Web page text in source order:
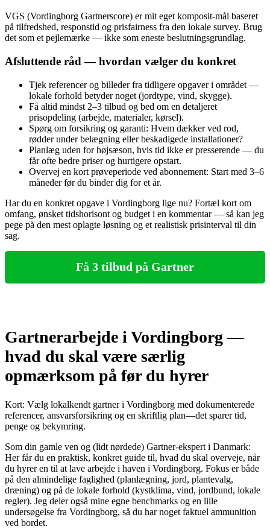
VGS (Vordingborg Gartnerscore) er mit eget komposit‑mål baseret
på tilfredshed, responstid og prisfairness fra den lokale survey. Brug
det som et pejlemærke — ikke som eneste beslutningsgrundlag.
Afsluttende råd — hvordan vælger du konkret
Tjek referencer og billeder fra tidligere opgaver i området —
lokale forhold betyder noget (jordtype, vind, skygge).
Få altid mindst 2–3 tilbud og bed om en detaljeret
prisopdeling (arbejde, materialer, kørsel).
Spørg om forsikring og garanti: Hvem dækker ved rod,
rødder under belægning eller beskadigede installationer?
Planlæg uden for højsæson, hvis tid ikke er presserende — du
får ofte bedre priser og hurtigere opstart.
Overvej en kort prøveperiode ved abonnement: Start med 3–6
måneder før du binder dig for et år.
Har du en konkret opgave i Vordingborg lige nu? Fortæl kort om
omfang, ønsket tidshorisont og budget i en kommentar — så kan jeg
pege på den mest oplagte løsning og et realistisk prisinterval til din
sag.
Få 3 tilbud på Gartner
Gartnerarbejde i Vordingborg —
hvad du skal være særlig
opmærksom på før du hyrer
Kort: Vælg lokalkendt gartner i Vordingborg med dokumenterede
referencer, ansvarsforsikring og en skriftlig plan—det sparer tid,
penge og bekymring.
Som din gamle ven og (lidt nørdede) Gartner‑ekspert i Danmark:
Her får du en praktisk, konkret guide til, hvad du skal overveje, når
du hyrer en til at lave arbejde i haven i Vordingborg. Fokus er både
på den almindelige faglighed (planlægning, jord, plantevalg,
dræning) og på de lokale forhold (kystklima, vind, jordbund, lokale
regler). Jeg deler også mine egne benchmarks og en lille
undersøgelse fra Vordingborg, så du har noget faktuel ammunition
ved bordet.